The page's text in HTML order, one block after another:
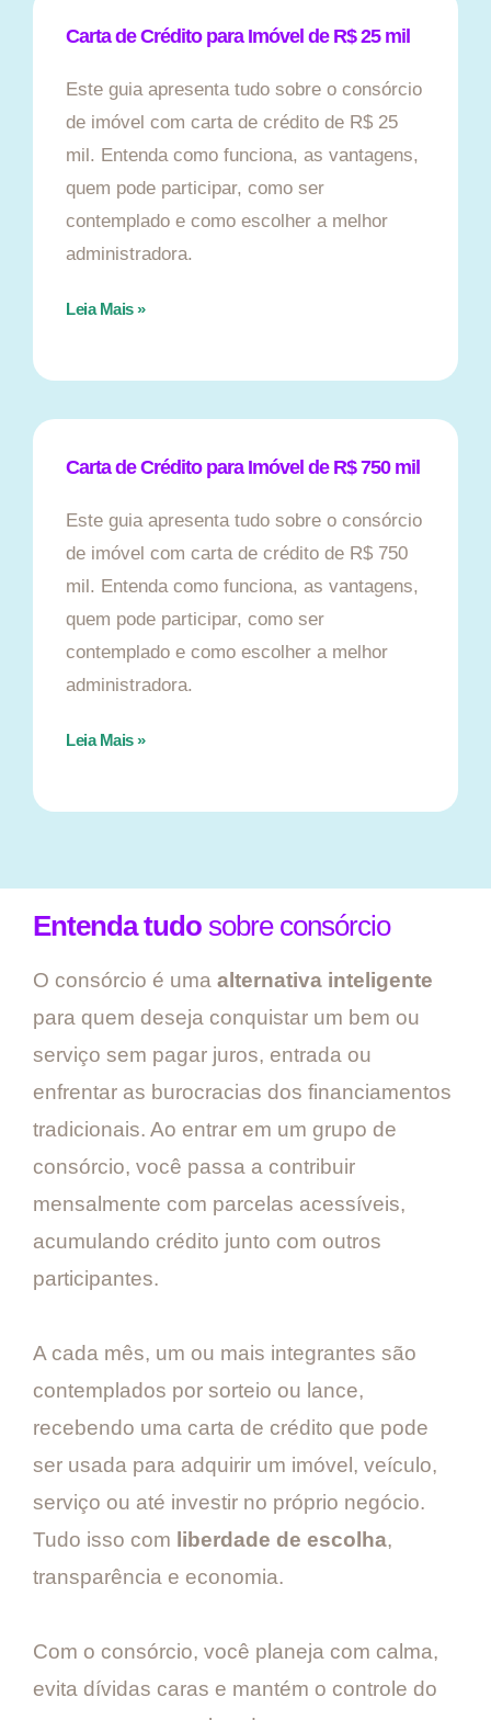
Carta de Crédito para Imóvel de R$ 25 mil
Este guia apresenta tudo sobre o consórcio
de imóvel com carta de crédito de R$ 25
mil. Entenda como funciona, as vantagens,
quem pode participar, como ser
contemplado e como escolher a melhor
administradora.
Leia Mais »
Carta de Crédito para Imóvel de R$ 750 mil
Este guia apresenta tudo sobre o consórcio
de imóvel com carta de crédito de R$ 750
mil. Entenda como funciona, as vantagens,
quem pode participar, como ser
contemplado e como escolher a melhor
administradora.
Leia Mais »
Entenda tudo sobre consórcio
O consórcio é uma alternativa inteligente
para quem deseja conquistar um bem ou
serviço sem pagar juros, entrada ou
enfrentar as burocracias dos financiamentos
tradicionais. Ao entrar em um grupo de
consórcio, você passa a contribuir
mensalmente com parcelas acessíveis,
acumulando crédito junto com outros
participantes.
A cada mês, um ou mais integrantes são
contemplados por sorteio ou lance,
recebendo uma carta de crédito que pode
ser usada para adquirir um imóvel, veículo,
serviço ou até investir no próprio negócio.
Tudo isso com liberdade de escolha,
transparência e economia.
Com o consórcio, você planeja com calma,
evita dívidas caras e mantém o controle do